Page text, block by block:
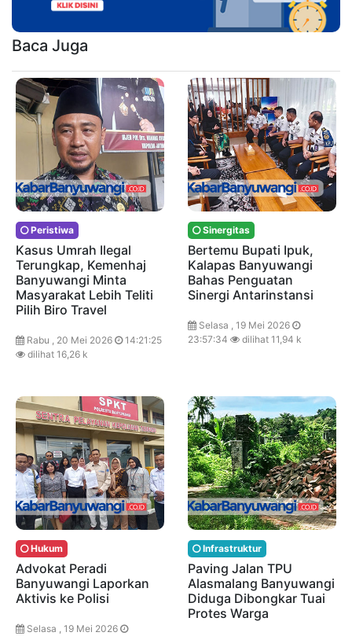
Baca Juga
Peristiwa
Kasus Umrah Ilegal
Terungkap, Kemenhaj
Banyuwangi Minta
Masyarakat Lebih Teliti
Pilih Biro Travel
Rabu , 20 Mei 2026
14:21:25
dilihat 16,26 k
Sinergitas
Bertemu Bupati Ipuk,
Kalapas Banyuwangi
Bahas Penguatan
Sinergi Antarinstansi
Selasa , 19 Mei 2026
23:57:34
dilihat 11,94 k
Hukum
Advokat Peradi
Banyuwangi Laporkan
Aktivis ke Polisi
Selasa , 19 Mei 2026
Infrastruktur
Paving Jalan TPU
Alasmalang Banyuwangi
Diduga Dibongkar Tuai
Protes Warga